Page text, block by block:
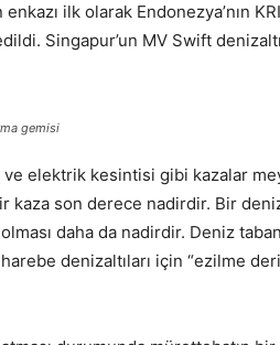
ilk olarak Endonezya’nın
Singapur’un MV Swift
gemisi
ve elektrik kesintisi gibi kazalar
kaza son derece nadirdir. Bir
daha da nadirdir. Deniz
denizaltıları için “ezilme